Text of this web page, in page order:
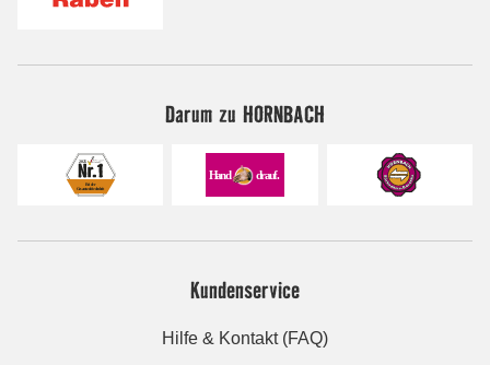
Darum zu HORNBACH
Kundenservice
Hilfe & Kontakt (FAQ)